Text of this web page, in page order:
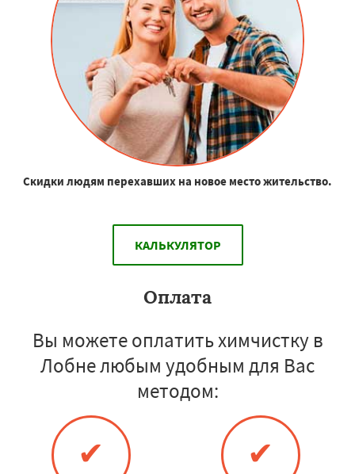
Скидки людям перехавших на новое место жительство.
КАЛЬКУЛЯТОР
Оплата
Вы можете оплатить химчистку в
Лобне любым удобным для Вас
методом:
✔ ✔